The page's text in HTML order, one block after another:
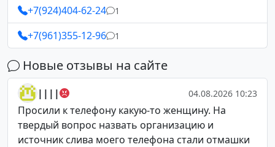
+7(924)404-62-24 1
+7(961)355-12-96 1
Новые отзывы на сайте
|||| 04.08.2026 10:23
Просили к телефону какую-то женщину. На
твердый вопрос назвать организацию и
источник слива моего телефона стали отмашки